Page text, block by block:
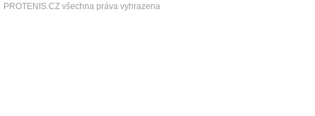
PROTENIS.CZ všechna práva vyhrazena